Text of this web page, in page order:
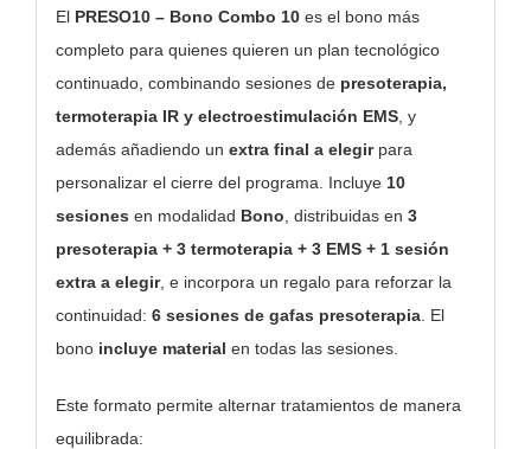
El PRESO10 – Bono Combo 10es el bono más
completo para quienes quieren un plan tecnológico
continuado, combinando sesiones de presoterapia,
termoterapia IR y electroestimulación EMS, y
además añadiendo un extra final a elegirpara
personalizar el cierre del programa. Incluye 10
sesiones en modalidad Bono , distribuidas en 3
presoterapia + 3 termoterapia + 3 EMS + 1 sesión
extra a elegir, e incorpora un regalo para reforzar la
continuidad: 6 sesiones de gafas presoterapia. El
bono incluye material en todas las sesiones.
Este formato permite alternar tratamientos de manera
equilibrada: